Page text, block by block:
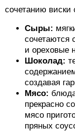
сочетанию виски
Сыры:
сочетаются
и ореховые
Шоколад:
создавая
Мясо:
прекрасно
мясо
пряных